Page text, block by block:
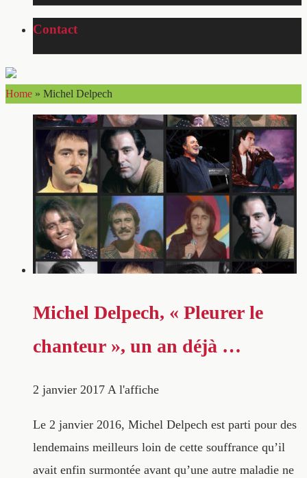
Contact
Home » Michel Delpech
Michel Delpech, « Pleurer le
chanteur », un an déjà …
2 janvier 2017 A l'affiche
Le 2 janvier 2016, Michel Delpech est parti pour des
lendemains meilleurs loin de cette souffrance qu’il
avait enfin surmontée avant qu’une autre maladie ne